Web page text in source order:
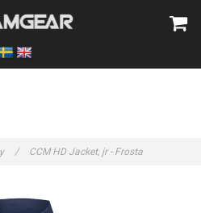
/ CCM HD Jacket, jr - Frosta